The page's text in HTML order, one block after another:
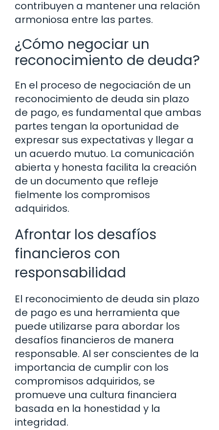
contribuyen a mantener una relación
armoniosa entre las partes.
¿Cómo negociar un
reconocimiento de deuda?
En el proceso de negociación de un
reconocimiento de deuda sin plazo
de pago, es fundamental que ambas
partes tengan la oportunidad de
expresar sus expectativas y llegar a
un acuerdo mutuo. La comunicación
abierta y honesta facilita la creación
de un documento que refleje
fielmente los compromisos
adquiridos.
Afrontar los desafíos
financieros con
responsabilidad
El reconocimiento de deuda sin plazo
de pago es una herramienta que
puede utilizarse para abordar los
desafíos financieros de manera
responsable. Al ser conscientes de la
importancia de cumplir con los
compromisos adquiridos, se
promueve una cultura financiera
basada en la honestidad y la
integridad.